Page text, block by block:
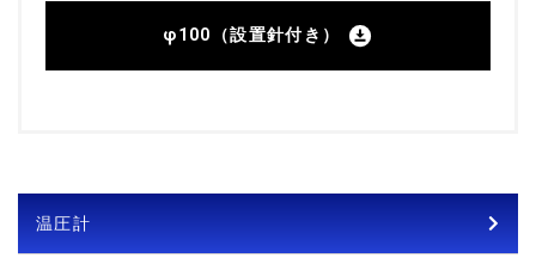
φ100（設置針付き）
温圧計